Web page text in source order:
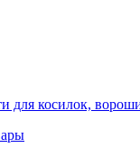
для косилок,